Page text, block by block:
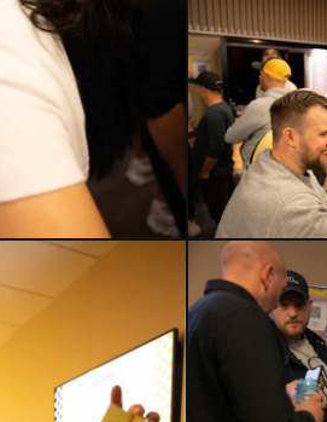
2608
HMLH24-
2601
–